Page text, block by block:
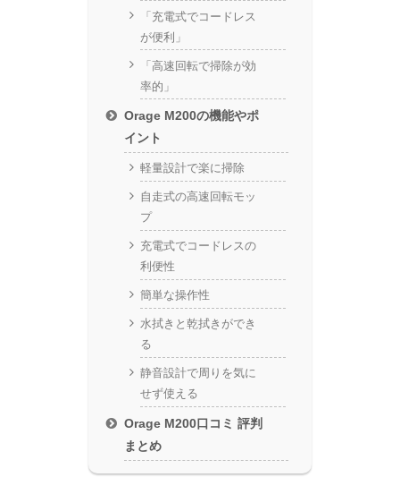
「充電式でコードレス
が便利」
「高速回転で掃除が効
率的」
Orage M200の機能やポ
イント
軽量設計で楽に掃除
自走式の高速回転モッ
プ
充電式でコードレスの
利便性
簡単な操作性
水拭きと乾拭きができ
る
静音設計で周りを気に
せず使える
Orage M200口コミ 評判
まとめ